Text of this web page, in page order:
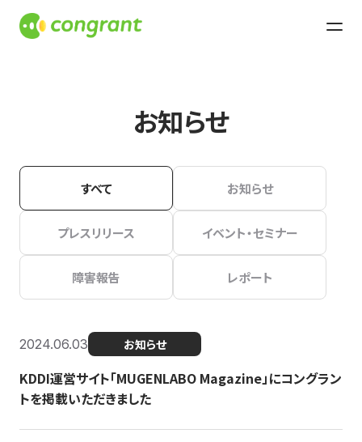
お知らせ
すべて お知らせ
プレスリリース イベント・セミナー
障害報告 レポート
2024.06.03 お知らせ
KDDI運営サイト「MUGENLABO Magazine」にコングラン
トを掲載いただきました